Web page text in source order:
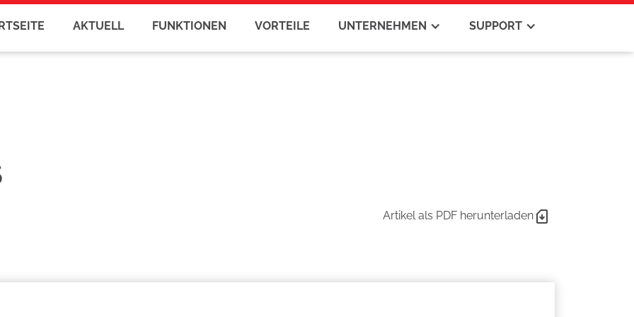
AKTUELL FUNKTIONEN VORTEILE UNTERNEHMEN SUPPORT
Artikel als PDF herunterladen